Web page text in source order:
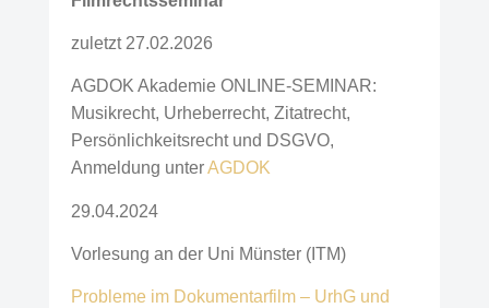
zuletzt 27.02.2026
AGDOK Akademie ONLINE-SEMINAR:
Musikrecht, Urheberrecht, Zitatrecht,
Persönlichkeitsrecht und DSGVO,
Anmeldung unterAGDOK
29.04.2024
Vorlesung an der Uni Münster (ITM)
Probleme im Dokumentarfilm – UrhG und